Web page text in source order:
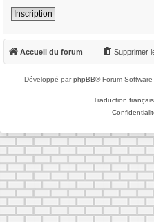
Inscription
Accueil du forum Supprimer
Développé parphpBB® Forum
Traduction